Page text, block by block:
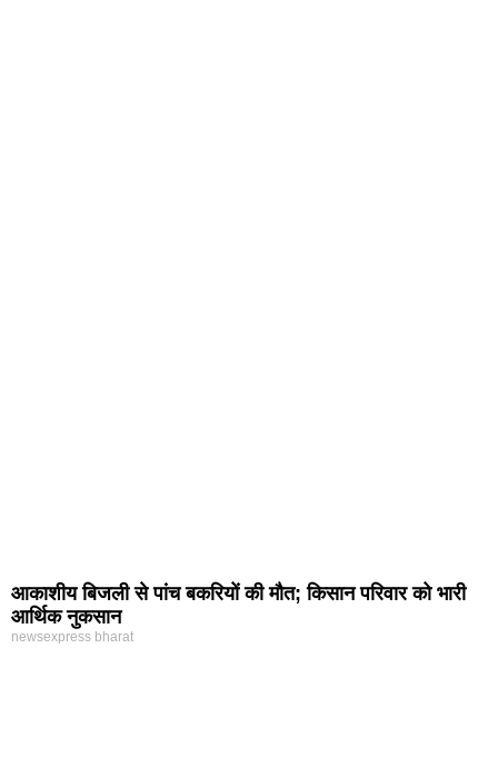
आकाशीय बिजली से पांच बकरियों की मौत; किसान परिवार को भारी
आर्थिक नुकसान
newsexpress bharat